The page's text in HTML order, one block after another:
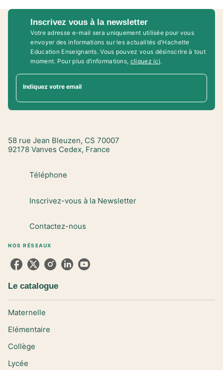
Inscrivez vous à la newsletter
Votre adresse e-mail sera uniquement utilisée pour vous
envoyer des informations sur les actualités d'Hachette
Education Enseignants. Vous pouvez vous désinscrire à tout
moment. Pour plus d’informations, cliquez ici.
Indiquez votre email
58 rue Jean Bleuzen, CS 70007
92178 Vanves Cedex, France
Téléphone
Inscrivez-vous à la Newsletter
Contactez-nous
NOS RÉSEAUX
Le catalogue
Maternelle
Elémentaire
Collège
Lycée